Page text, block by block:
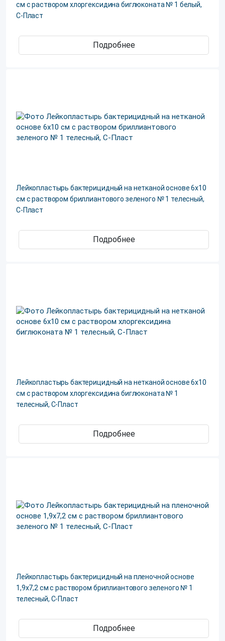
см с раствором хлоргексидина биглюконата № 1 белый,
С-Пласт
Подробнее
Лейкопластырь бактерицидный на нетканой основе 6х10
см с раствором бриллиантового зеленого № 1 телесный,
С-Пласт
Подробнее
Лейкопластырь бактерицидный на нетканой основе 6х10
см с раствором хлоргексидина биглюконата № 1
телесный, С-Пласт
Подробнее
Лейкопластырь бактерицидный на пленочной основе
1,9х7,2 см с раствором бриллиантового зеленого № 1
телесный, С-Пласт
Подробнее